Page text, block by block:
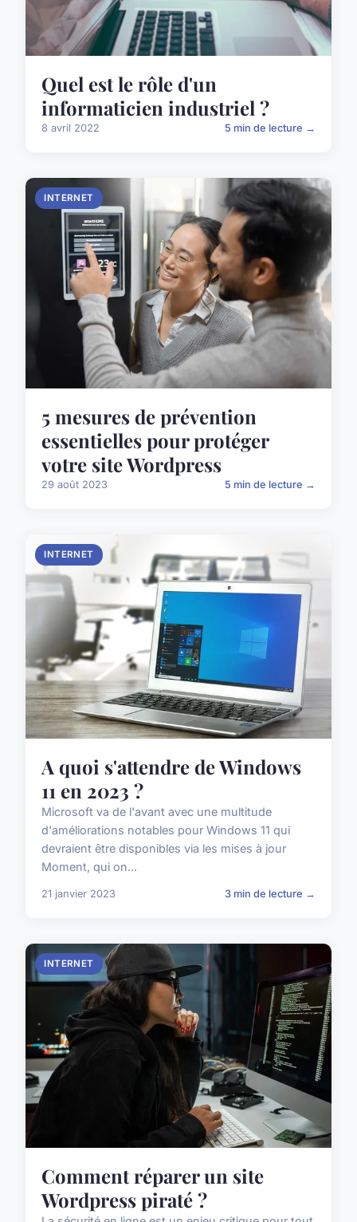
Quel est le rôle d'un
informaticien industriel ?
8 avril 2022 5 min de lecture →
INTERNET
5 mesures de prévention
essentielles pour protéger
votre site Wordpress
29 août 2023 5 min de lecture →
INTERNET
A quoi s'attendre de Windows
11 en 2023 ?
Microsoft va de l'avant avec une multitude
d'améliorations notables pour Windows 11 qui
devraient être disponibles via les mises à jour
Moment, qui on...
21 janvier 2023 3 min de lecture →
INTERNET
Comment réparer un site
Wordpress piraté ?